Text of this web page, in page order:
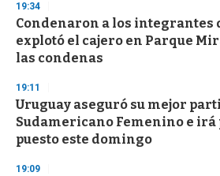
19:34
Condenaron a los integrantes
explotó el cajero en Parque
las condenas
19:11
Uruguay aseguró su mejor
Sudamericano Femenino e
puesto este domingo
19:09